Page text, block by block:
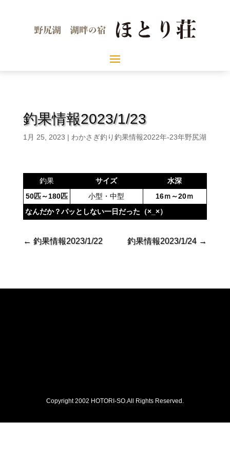
釣果情報2023/1/23
1月 25, 2023 | わかさぎ釣り釣果情報2022年-23年野尻湖
釣果 サイズ
水深
50匹～180匹
小型・中型
16ｍ～20ｍ
なんだか？パッとしない一日だった（×_×）
← 釣果情報2023/1/22 釣果情報2023/1/24→
Copyright 2002 HOTORI-SO.All Rights Reserved.